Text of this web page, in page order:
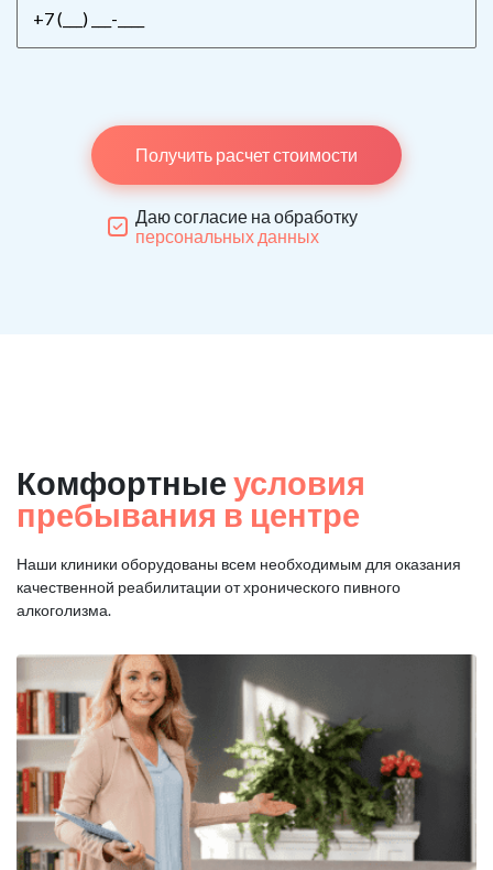
Получить расчет стоимости
Даю согласие на обработку
персональных данных
Комфортные условия
пребывания в центре
Наши клиники оборудованы всем необходимым для оказания
качественной реабилитации от хронического пивного
алкоголизма.